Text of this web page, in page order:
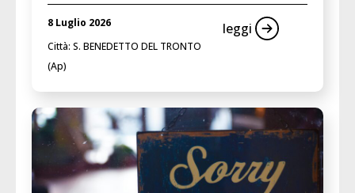
8 Luglio 2026
Città: S. BENEDETTO DEL TRONTO
(Ap)
leggi